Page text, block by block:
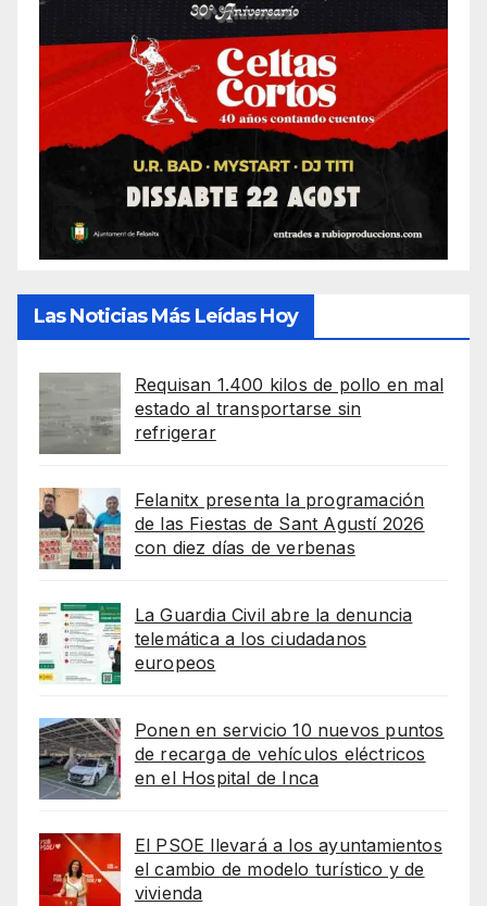
Las Noticias Más Leídas Hoy
Requisan 1.400 kilos de pollo en mal
estado al transportarse sin
refrigerar
Felanitx presenta la programación
de las Fiestas de Sant Agustí 2026
con diez días de verbenas
La Guardia Civil abre la denuncia
telemática a los ciudadanos
europeos
Ponen en servicio 10 nuevos puntos
de recarga de vehículos eléctricos
en el Hospital de Inca
El PSOE llevará a los ayuntamientos
el cambio de modelo turístico y de
vivienda